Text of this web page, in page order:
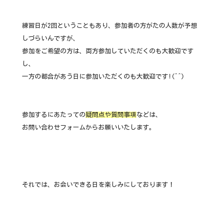
練習日が2回ということもあり、参加者の方がたの人数が予想
しづらいんですが、
参加をご希望の方は、両方参加していただくのも大歓迎です
し、
一方の都合があう日に参加いただくのも大歓迎です!(^^)
参加するにあたっての疑問点や質問事項などは、
お問い合わせフォームからお願いいたします。
それでは、お会いできる日を楽しみにしております！